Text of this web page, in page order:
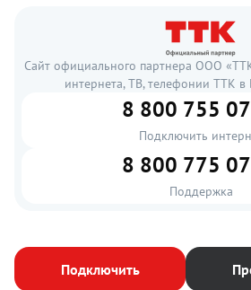
Сайт официального партнера ООО
интернета, ТВ, телефонии ТТК в
8 800 755
Подключить
8 800 775
Поддержка
Подключить